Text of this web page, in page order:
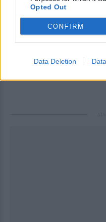
Opted Out
CONFIRM
Data Deletion
TV ΣΕΙΡΈΣ
Η σειρά μυστηρίου
Θα τη δεις όλη απνευστί!